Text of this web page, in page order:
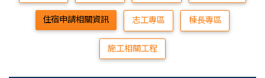
住宿申請相關資訊 志工專區 棟長專區
施工相關工程